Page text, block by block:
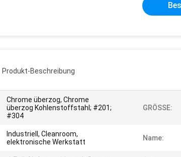
Produkt-Beschreibung
Chrome überzog, Chrome
überzog Kohlenstoffstahl; #201;
#304
GRÖSSE:
Industriell, Cleanroom,
elektronische Werkstatt
Name: